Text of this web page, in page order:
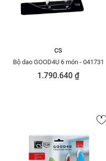
CS
Bộ dao GOOD4U 6 món - 041731
1.790.640 ₫